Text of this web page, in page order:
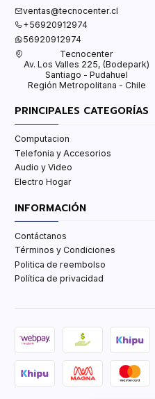
ventas@tecnocenter.cl
+56920912974
56920912974
Tecnocenter
Av. Los Valles 225, (Bodepark)
Santiago - Pudahuel
Región Metropolitana - Chile
PRINCIPALES CATEGORÍAS
Computacion
Telefonia y Accesorios
Audio y Video
Electro Hogar
INFORMACIÓN
Contáctanos
Términos y Condiciones
Politica de reembolso
Política de privacidad